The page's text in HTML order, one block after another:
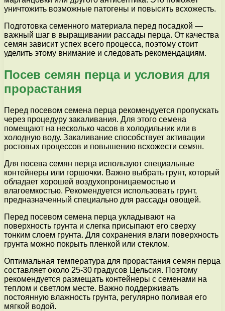
уничтожить возможные патогены и повысить всхожесть.
Подготовка семенного материала перед посадкой —
важный шаг в выращивании рассады перца. От качества
семян зависит успех всего процесса, поэтому стоит
уделить этому внимание и следовать рекомендациям.
Посев семян перца и условия для
прорастания
Перед посевом семена перца рекомендуется пропускать
через процедуру закаливания. Для этого семена
помещают на несколько часов в холодильник или в
холодную воду. Закаливание способствует активации
ростовых процессов и повышению всхожести семян.
Для посева семян перца используют специальные
контейнеры или горшочки. Важно выбрать грунт, который
обладает хорошей воздухопроницаемостью и
влагоемкостью. Рекомендуется использовать грунт,
предназначенный специально для рассады овощей.
Перед посевом семена перца укладывают на
поверхность грунта и слегка присыпают его сверху
тонким слоем грунта. Для сохранения влаги поверхность
грунта можно покрыть пленкой или стеклом.
Оптимальная температура для прорастания семян перца
составляет около 25-30 градусов Цельсия. Поэтому
рекомендуется размещать контейнеры с семенами на
теплом и светлом месте. Важно поддерживать
постоянную влажность грунта, регулярно поливая его
мягкой водой.